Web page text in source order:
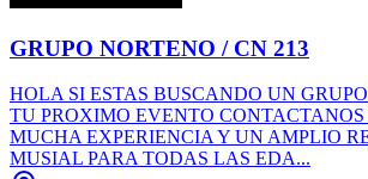
GRUPO NORTENO / CN 213
HOLA SI ESTAS BUSCANDO UN
TU PROXIMO EVENTO CONTACTANOS
MUCHA EXPERIENCIA Y UN AMPLIO
MUSIAL PARA TODAS LAS EDA...